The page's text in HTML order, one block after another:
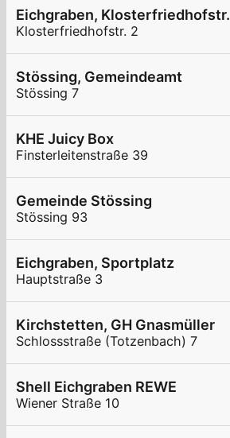
Eichgraben, Klosterfriedhofstr.
Klosterfriedhofstr. 2
Stössing, Gemeindeamt
Stössing 7
KHE Juicy Box
Finsterleitenstraße 39
Gemeinde Stössing
Stössing 93
Eichgraben, Sportplatz
Hauptstraße 3
Kirchstetten, GH Gnasmüller
Schlossstraße (Totzenbach) 7
Shell Eichgraben REWE
Wiener Straße 10